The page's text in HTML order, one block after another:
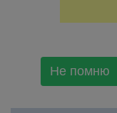
Не помню